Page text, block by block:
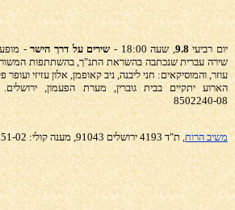
יום רביעי 9.8, שעה 18:00 - שירים על דרך הישר- מופע
שירה עברית שנכתבה בהשראת התנ"ך, בהשתתפות
עוזר, והמוסיקאים: חני ליבנה, ניב קאופמן, אלון עזיזי
הארוע יתקיים בבית גוברין, מערת הפעמון, ירושלים.
8502240-08
משיב הרוח, ת"ד 4193 ירושלים 91043, מענה קולי: 6452651-02